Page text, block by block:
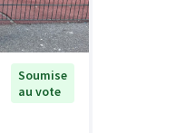
Soumise
au vote